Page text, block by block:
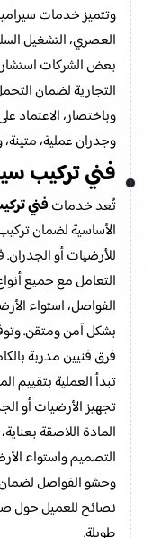
وتتميز خدمات
العصري، التشغيل
بعض الشركات
التجارية لضمان
وباختصار، الاعتماد
وجدران عملية،
فني تركيب
تُعد خدماتفني
الأساسية لضمان
للأرضيات أو
التعامل مع جميع
الفواصل، استواء
بشكل آمن ومتقن.
فرق فنيين مدربة
تبدأ العملية بتقييم
تجهيز الأرضيات أو
المادة اللاصقة
التصميم واستواء
وحشو الفواصل لضمان
نصائح للعميل حول